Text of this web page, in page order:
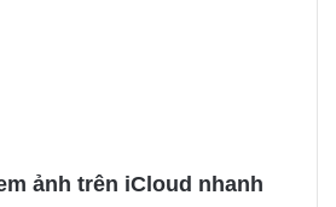
ảnh trên iCloud nhanh